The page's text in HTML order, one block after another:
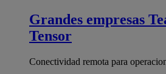
Grandes empresas
Tensor
Conectividad remota para